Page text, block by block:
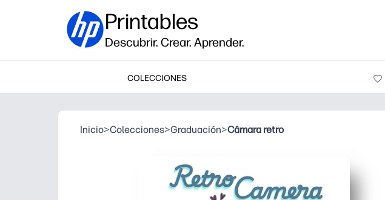
Printables
Descubrir. Crear. Aprender.
COLECCIONES
Inicio>Colecciones>Graduación>Cámara retro